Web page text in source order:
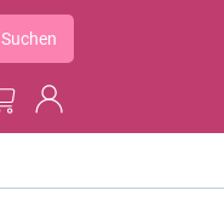
Suchen